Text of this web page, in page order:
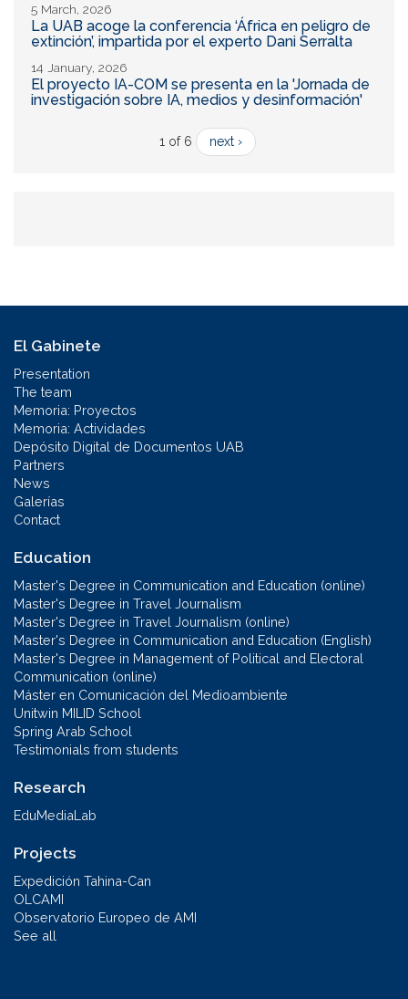
5 March, 2026
La UAB acoge la conferencia ‘África en peligro de
extinción’, impartida por el experto Dani Serralta
14 January, 2026
El proyecto IA-COM se presenta en la 'Jornada de
investigación sobre IA, medios y desinformación'
1 of 6 next ›
El Gabinete
Presentation
The team
Memoria: Proyectos
Memoria: Actividades
Depósito Digital de Documentos UAB
Partners
News
Galerías
Contact
Education
Master's Degree in Communication and Education (online)
Master's Degree in Travel Journalism
Master's Degree in Travel Journalism (online)
Master's Degree in Communication and Education (English)
Master's Degree in Management of Political and Electoral
Communication (online)
Máster en Comunicación del Medioambiente
Unitwin MILID School
Spring Arab School
Testimonials from students
Research
EduMediaLab
Projects
Expedición Tahina-Can
OLCAMI
Observatorio Europeo de AMI
See all